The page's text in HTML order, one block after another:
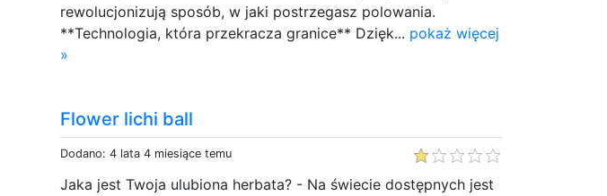
rewolucjonizują sposób, w jaki postrzegasz polowania.
**Technologia, która przekracza granice** Dzięk... pokaż więcej
»
Flower lichi ball
Dodano: 4 lata 4 miesiące temu
Jaka jest Twoja ulubiona herbata? - Na świecie dostępnych jest